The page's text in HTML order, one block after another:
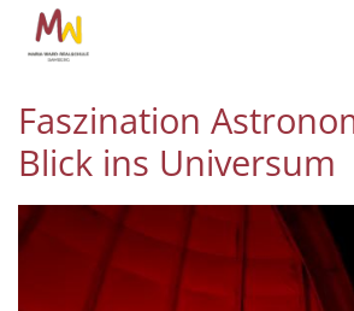
Zum Inhalt springen
Faszination
Blick ins Universum